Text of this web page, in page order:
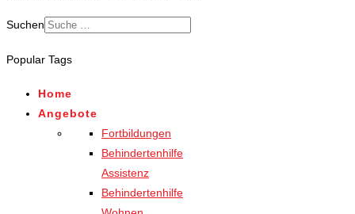
Suchen
Popular Tags
Home
Angebote
Fortbildungen
Behindertenhilfe
Assistenz
Behindertenhilfe